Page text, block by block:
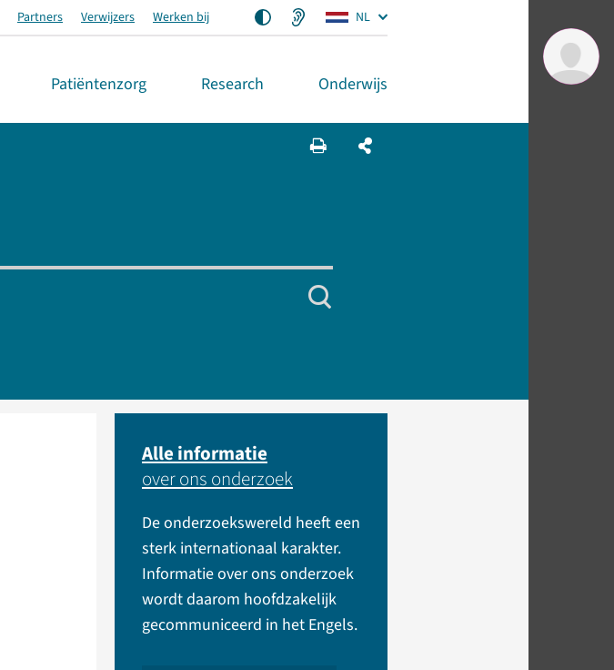
Partners Verwijzers Werken bij NL
Patiëntenzorg Research Onderwijs
Alle informatie
over ons onderzoek
De onderzoekswereld heeft een
sterk internationaal karakter.
Informatie over ons onderzoek
wordt daarom hoofdzakelijk
gecommuniceerd in het Engels.